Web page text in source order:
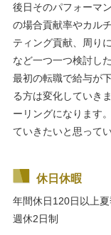
後日そのパフォーマ
の場合貢献率やカル
ティング貢献、周り
など一つ一つ検討し
最初の転職で給与が
る方は変化していき
ーリングになります
ていきたいと思ってい
休日休暇
年間休日120日以上
週休2日制